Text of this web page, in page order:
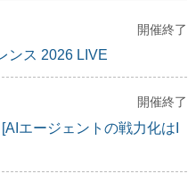
開催終了
ンス 2026 LIVE
開催終了
エージェントの戦力化はI